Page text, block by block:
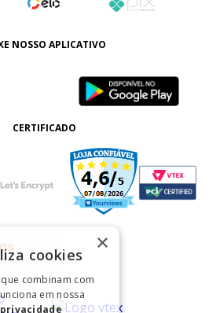
NOSSO APLICATIVO
CERTIFICADO
×
cookies
combinam com
em nossa